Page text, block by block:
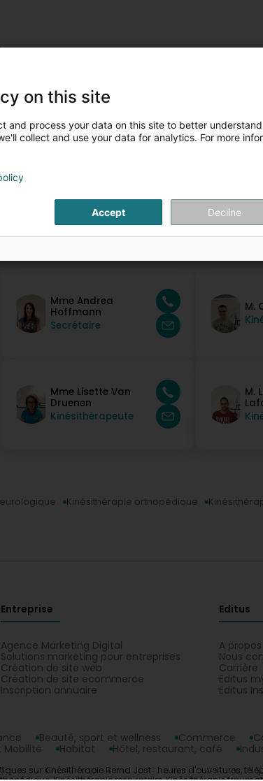
Mme Andrea
Hoffmann
Secrétaire
M.
Mme Lisette Van
Druenen
Kinésithérapeute
M.
Kinésithérapie orthopédique
Entreprise
Agence Marketing Digital
Solutions marketing pour entreprises
Création de site web
Création de site ecommerce
Inscription annuaire
Editus
A propos
Nous
Carrière
Editus
Editus
Beauté, sport et wellness Commerce
Mobilité Habitat Hôtel, restaurant, café
sur Kinésithérapie Bernd Jost : heures d'ouvertures,
on this site
and process your data on this site to better
collect and use your data for analytics. For more
Accept Decline